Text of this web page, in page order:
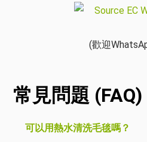
(歡迎
常見問題 (FAQ)
可以用熱水清洗毛毯嗎？